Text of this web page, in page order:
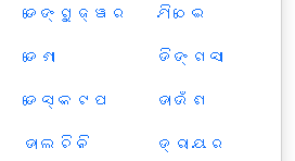
ଡେଙ୍ଗୁଜ୍ୱର
ଡେଣା
ଡେସ୍କଟପ
ଡାଲଚିନି
ମିଠେଇ
ଡିଙ୍ଗସା
ଡାଉଁଶ
ଡ୍ରାୟର